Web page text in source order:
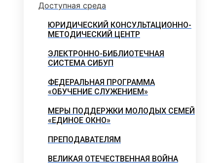
Доступная среда
ЮРИДИЧЕСКИЙ КОНСУЛЬТАЦИОННО-
МЕТОДИЧЕСКИЙ ЦЕНТР
ЭЛЕКТРОННО-БИБЛИОТЕЧНАЯ
СИСТЕМА СИБУП
ФЕДЕРАЛЬНАЯ ПРОГРАММА
«ОБУЧЕНИЕ СЛУЖЕНИЕМ»
МЕРЫ ПОДДЕРЖКИ МОЛОДЫХ СЕМЕЙ
«ЕДИНОЕ ОКНО»
ПРЕПОДАВАТЕЛЯМ
ВЕЛИКАЯ ОТЕЧЕСТВЕННАЯ ВОЙНА